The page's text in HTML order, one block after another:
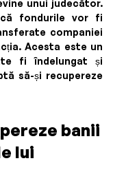
unui judecător.
fondurile vor fi
companiei
Acesta este un
fi îndelungat și
să-și recupereze
banii
lui